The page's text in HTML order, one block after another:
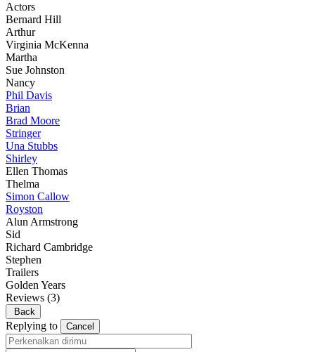
Actors
Bernard Hill
Arthur
Virginia McKenna
Martha
Sue Johnston
Nancy
Phil Davis
Brian
Brad Moore
Stringer
Una Stubbs
Shirley
Ellen Thomas
Thelma
Simon Callow
Royston
Alun Armstrong
Sid
Richard Cambridge
Stephen
Trailers
Golden Years
Reviews (3)
Back
Replying to Cancel